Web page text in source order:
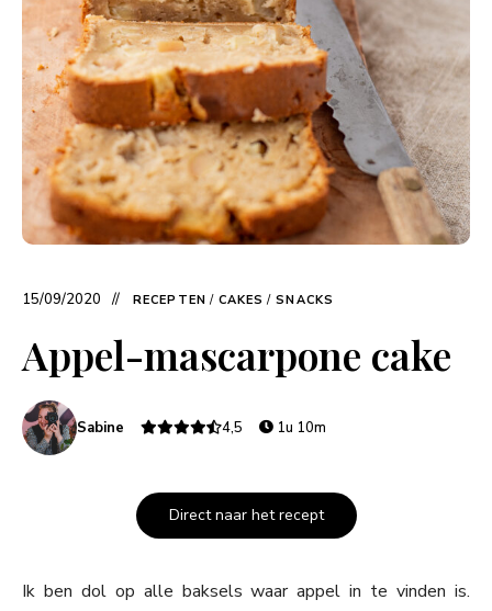
15/09/2020 RECEPTEN / CAKES / SNACKS
Appel-mascarpone cake
Sabine 4,5 1u 10m
Direct naar het recept
Ik ben dol op alle baksels waar appel in te vinden is.